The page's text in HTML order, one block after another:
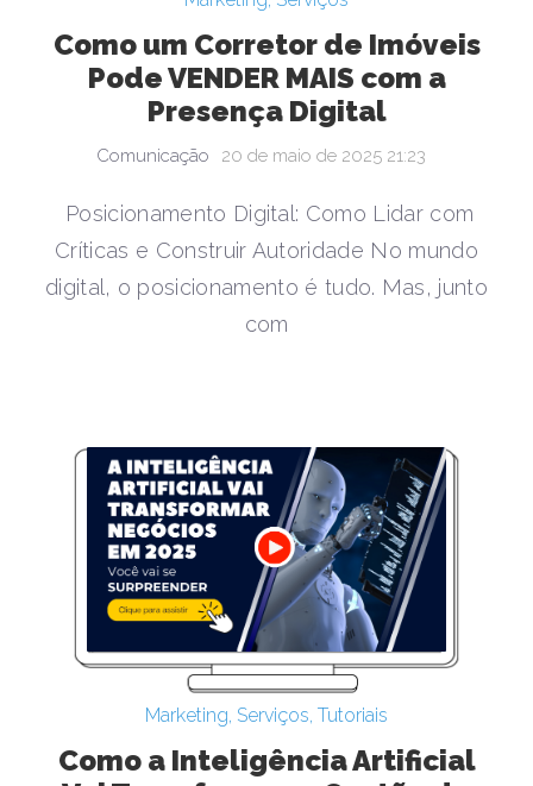
Como um Corretor de Imóveis
Pode VENDER MAIS com a
Presença Digital
Comunicação 20 de maio de 2025 21:23
Posicionamento Digital: Como Lidar com
Críticas e Construir Autoridade No mundo
digital, o posicionamento é tudo. Mas, junto
com
Marketing, Serviços, Tutoriais
Como a Inteligência Artificial